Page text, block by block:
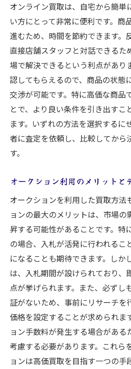
オンライン買取は、自宅から簡単
い方にとって非常に便利です。商
進むため、時間を節約できます。
直接店舗スタッフと対話できるた
場で解決できるという利点があり
認してもらえるので、商品の状態
交渉が可能です。特に高価な商品
とで、より良い条件を引き出すこ
ます。いずれの方法を選択するに
者に査定を依頼し、比較してから
す。
オークション利用のメリットと
オークションを利用した買取方法
ョンの最大のメリットは、市場の
昇する可能性があることです。特
の場合、入札が活発に行われるこ
になることも期待できます。しか
は、入札期間が設けられており、
点が挙げられます。また、必ずし
証がないため、事前にリサーチを
価格を設定することが求められま
ョン手数料が発生する場合がある
考慮する必要があります。これら
ョンは高価買取を目指す一つの手